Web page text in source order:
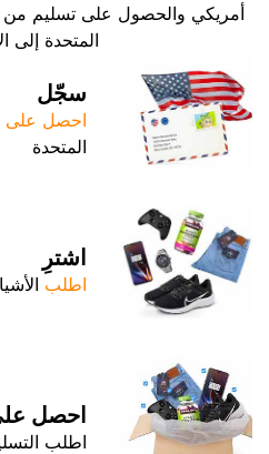
أمريكي والحصول على تسليم من
المتحدة إلى
سجّل
احصل على
المتحدة
اشترِ
اطلب
احصل
اطلب